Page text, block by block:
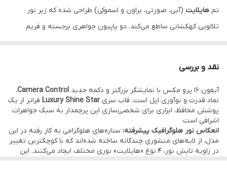
متریال بدنه
TPU شفاف ضد شوک و مقاوم در برابر تغییر
تم هایلایت (آبی، صورتی، براون و اسموکی) طراحی شده که زیر نور
تلالویی کهکشانی ساطع می‌کند. دو پاپیون جواهری برجسته و فریم
و اقساط از ترب پی و اسنپ پی و دیجی پی
نقد و بررسی
آیفون ۱۶ پرو مکس با نمایشگر بزرگتر و دکمه جدید Camera Control،
نماد قدرت و نوآوری اپل است. قاب سری Luxury Shine Star فراتر از یک
پوشش محافظ، ابزاری برای شخصی‌سازی این پرچمدار به سبک جواهرات
اشرافی است.
انعکاس نور هلوگرافیک پیشرفته: ستاره‌های هلوگرامی به کار رفته در این
مدل، از لایه‌های منشوری چندگانه ساخته شده‌اند که با کوچکترین تغییر
در زاویه تابش نور، ۴ نوع «هایلایت» نوری مختلف ایجاد می‌کنند. این